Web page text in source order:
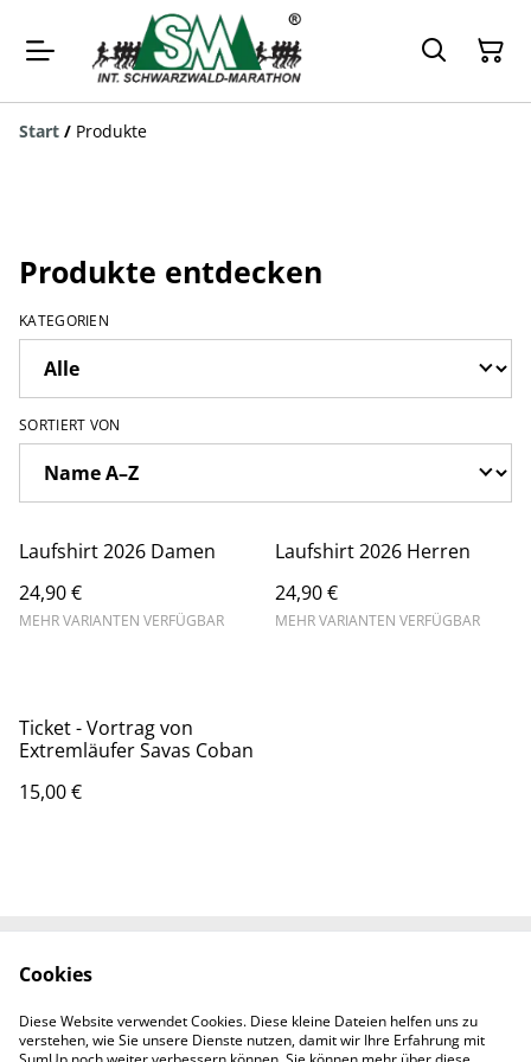
Start / Produkte
Produkte entdecken
KATEGORIEN
SORTIERT VON
Laufshirt 2026 Damen
24,90 €
MEHR VARIANTEN VERFÜGBAR
Laufshirt 2026 Herren
24,90 €
MEHR VARIANTEN VERFÜGBAR
Ticket - Vortrag von
Extremläufer Savas Coban
15,00 €
Kontaktieren Sie uns
Datenschutzbestimm
ungen von SumUp
Cookie-Richtlinie
Cookies
Diese Website verwendet Cookies. Diese kleine Dateien helfen uns zu
verstehen, wie Sie unsere Dienste nutzen, damit wir Ihre Erfahrung mit